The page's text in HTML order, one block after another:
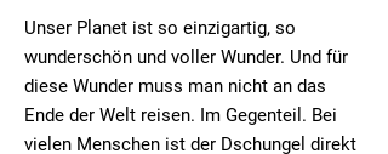
Unser Planet ist so einzigartig, so
wunderschön und voller Wunder. Und für
diese Wunder muss man nicht an das
Ende der Welt reisen. Im Gegenteil. Bei
vielen Menschen ist der Dschungel direkt